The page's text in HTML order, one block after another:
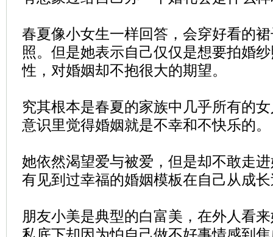
春夏像小女生一样回答，会穿好看的
照。但是她表示自己仅仅是想要拍婚
性，对婚姻却不抱很大的期望。
究其根本是春夏的家族中几乎所有的
意识里觉得婚姻就是不幸和不快乐的。
她依然渴望爱与被爱，但是却不敢走
有见到过幸福的婚姻模板在自己从成
朋友小美是典型的白富美，在外人看